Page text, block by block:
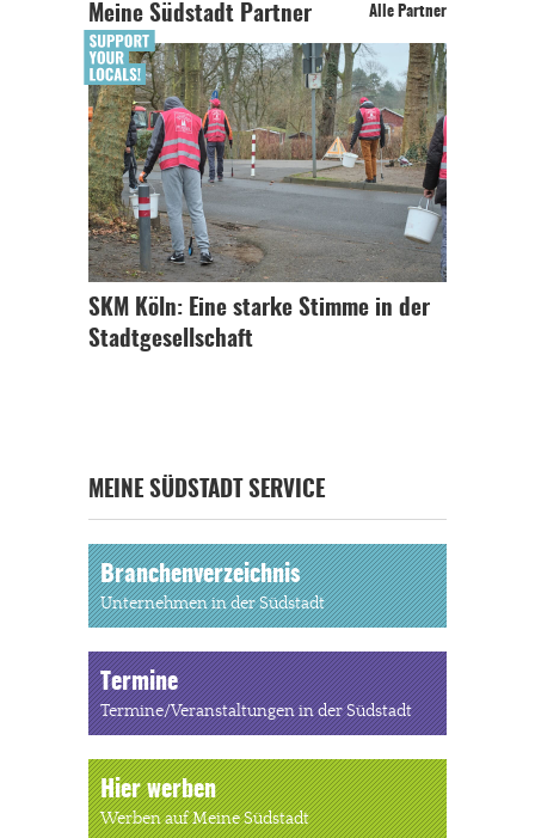
Meine Südstadt Partner Alle Partner
SKM Köln: Eine starke Stimme in der
Stadtgesellschaft
MEINE SÜDSTADT SERVICE
Branchenverzeichnis
Unternehmen in der Südstadt
Termine
Termine/Veranstaltungen in der Südstadt
Hier werben
Werben auf Meine Südstadt